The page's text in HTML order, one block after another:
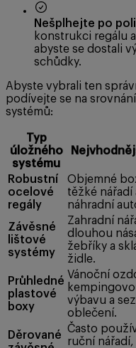
Nešplhejte po
konstrukci regálu
abyste se dostali
schůdky.
Abyste vybrali ten
podívejte se na
systémů:
Typ
úložného
systému
Robustní
ocelové
regály
Objemné
těžké nářadí
náhradní
Závěsné
lištové
systémy
Zahradní
dlouhou
žebříky a
židle.
Průhledné
plastové
boxy
Vánoční
výbavu a
oblečení.
Děrované
Často
ruční